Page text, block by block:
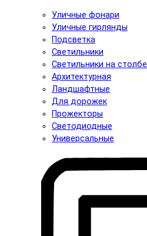
Уличные фонари
Уличные гирлянды
Подсветка
Светильники
Светильники на столбе
Архитектурная
Ландшафтные
Для дорожек
Прожекторы
Светодиодные
Универсальные